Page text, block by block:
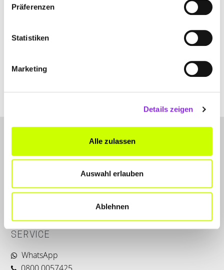
Präferenzen
Statistiken
Marketing
Details zeigen
Alle zulassen
Auswahl erlauben
Ablehnen
KARDIOLOGIE ARABATZIS V. FACHARZT
Alleestraße 24
| 65812 Bad Soden am Taunus DE
Kontakt
SERVICE
WhatsApp